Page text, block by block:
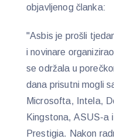
objavljenog članka:
"Asbis je prošli
i novinare
se održala u
dana prisutni mogli
Microsofta, Intela,
Kingstona, ASUS-a
Prestigia. Nakon